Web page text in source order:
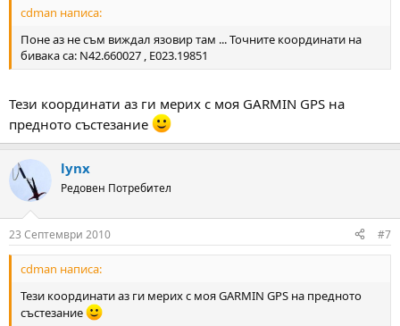
cdman написа:
Поне аз не съм виждал язовир там ... Точните координати на
бивака са: N42.660027 , Е023.19851
Тези координати аз ги мерих с моя GARMIN GPS на
предното състезание
lynx
Редовен Потребител
23 Септември 2010 #7
cdman написа:
Тези координати аз ги мерих с моя GARMIN GPS на предното
състезание